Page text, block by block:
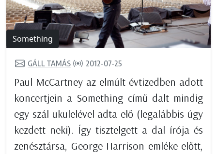
Something
GÁLL TAMÁS 2012-07-25
Paul McCartney az elmúlt évtizedben adott
koncertjein a Something című dalt mindig
egy szál ukulelével adta elő (legalábbis úgy
kezdett neki). Így tisztelgett a dal írója és
zenésztársa, George Harrison emléke előtt,